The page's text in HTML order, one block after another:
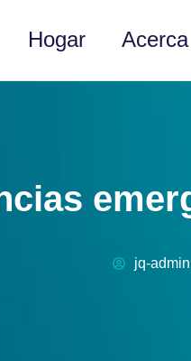
Hogar
jq-admin